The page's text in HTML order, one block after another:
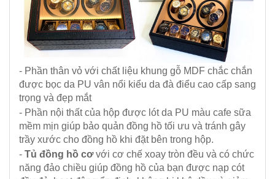
- Phần thân vỏ với chất liệu khung gỗ MDF chắc chắn
được bọc da PU vân nổi kiểu da đà điểu cao cấp sang
trọng và đẹp mắt
- Phần nội thất của hộp được lót da PU màu cafe sữa
mềm mịn giúp bảo quản đồng hồ tối ưu và tránh gây
trầy xước cho đồng hồ khi đặt bên trong hộp.
- Tủ đồng hồ cơvới cơ chế xoay tròn đều và có chức
năng đảo chiều giúp đồng hồ của bạn được nạp cót